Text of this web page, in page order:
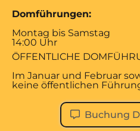
Domführungen:
Montag bis Samstag
14:00 Uhr
ÖFFENTLICHE
Im Januar und Februar
keine öffentlichen
Buchung